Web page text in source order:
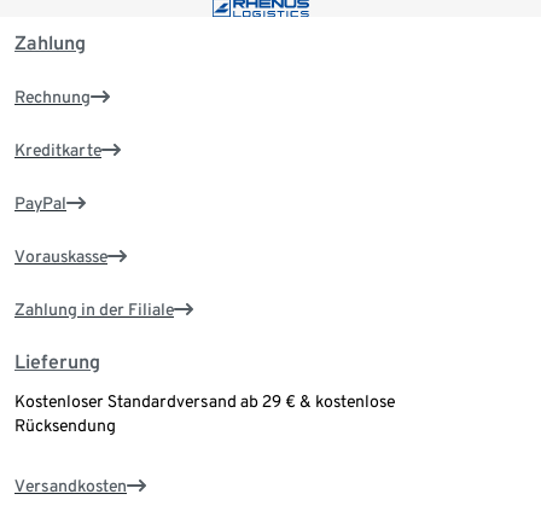
Zahlung
Rechnung
Kreditkarte
PayPal
Vorauskasse
Zahlung in der Filiale
Lieferung
Kostenloser Standardversand ab 29 € & kostenlose
Rücksendung
Versandkosten